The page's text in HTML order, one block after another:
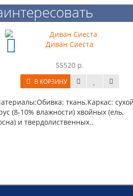
Диван Сиеста
55520 р.
В КОРЗИНУ
ткань.Каркас: сухой
(8-10% влажности) хвойных (ель,
и твердолиственных..